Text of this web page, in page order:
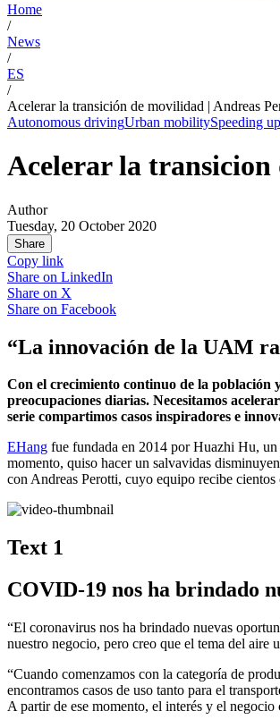
Home
/
News
/
ES
/
Acelerar la transición de movilidad | Andreas
Autonomous drivingUrban mobilitySpeeding up
Acelerar la
Author
Tuesday, 20 October 2020
Share
Copy link
Share on LinkedIn
Share on X
Share on Facebook
“La innovación de la UAM
Con el crecimiento continuo de la población
preocupaciones diarias. Necesitamos
serie compartimos casos inspiradores e
EHang fue fundada en 2014 por Huazhi Hu,
momento, quiso hacer un salvavidas
con Andreas Perotti, cuyo equipo recibe
Text 1
COVID-19 nos ha brindado
“El coronavirus nos ha brindado nuevas
nuestro negocio, pero creo que el tema del
“Cuando comenzamos con la categoría de
encontramos casos de uso tanto para el
A partir de ese momento, el interés y el